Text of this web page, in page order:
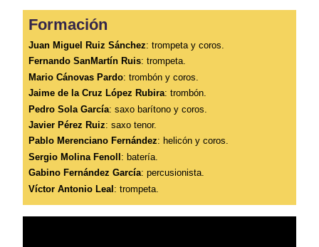
Formación
Juan Miguel Ruiz Sánchez: trompeta y coros.
Fernando SanMartín Ruis: trompeta.
Mario Cánovas Pardo: trombón y coros.
Jaime de la Cruz López Rubira: trombón.
Pedro Sola García: saxo barítono y coros.
Javier Pérez Ruiz: saxo tenor.
Pablo Merenciano Fernández: helicón y coros.
Sergio Molina Fenoll: batería.
Gabino Fernández García: percusionista.
Víctor Antonio Leal: trompeta.